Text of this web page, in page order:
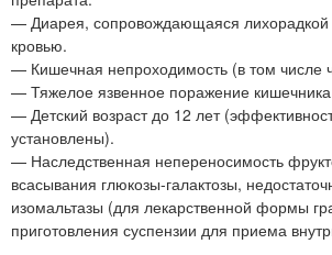
— Диарея, сопровождающаяся лихорадкой
кровью.
— Кишечная непроходимость (в том числе
— Тяжелое язвенное поражение
— Детский возраст до 12 лет
установлены).
— Наследственная непереносимость
всасывания глюкозы-галактозы,
изомальтазы (для лекарственной формы
приготовления суспензии для приема